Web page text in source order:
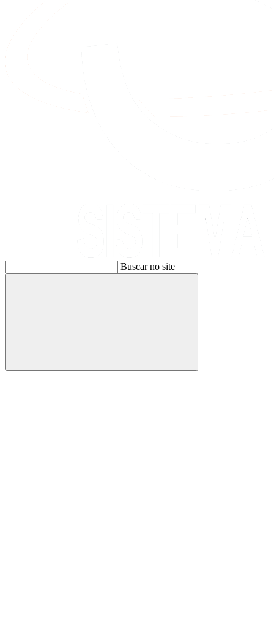
Buscar no site
Buscar